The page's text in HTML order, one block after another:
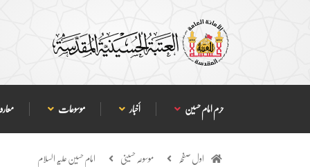
حرم امام حسین أخبار موسوعات
اول صفحہ موسوعہ حسینی امام حسین علیہ السلام